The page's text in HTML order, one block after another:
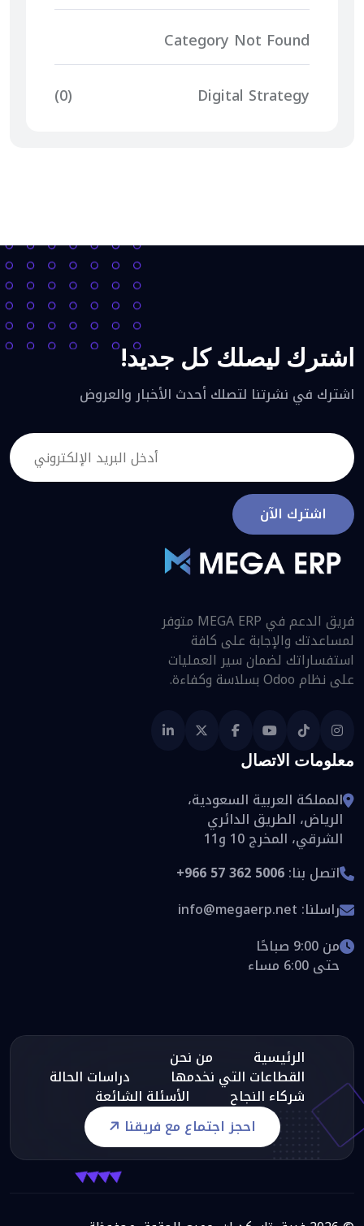
Category Not Found
Digital Strategy
(0)
اشترك ليصلك كل جديد!
اشترك في نشرتنا لتصلك أحدث الأخبار والعروض
اشترك الآن
فريق الدعم في MEGA ERP متوفر
لمساعدتك والإجابة على كافة
استفساراتك لضمان سير العمليات
على نظام Odoo بسلاسة وكفاءة.
معلومات الاتصال
المملكة العربية السعودية،
الرياض، الطريق الدائري
الشرقي، المخرج 10 و11
اتصل بنا:+966 57 362 5006
راسلنا: info@megaerp.net
من 9:00 صباحًا
حتى 6:00 مساء
الرئيسية من نحن
القطاعات التي نخدمها دراسات الحالة
شركاء النجاح
الأسئلة الشائعة
احجز اجتماع مع فريقنا